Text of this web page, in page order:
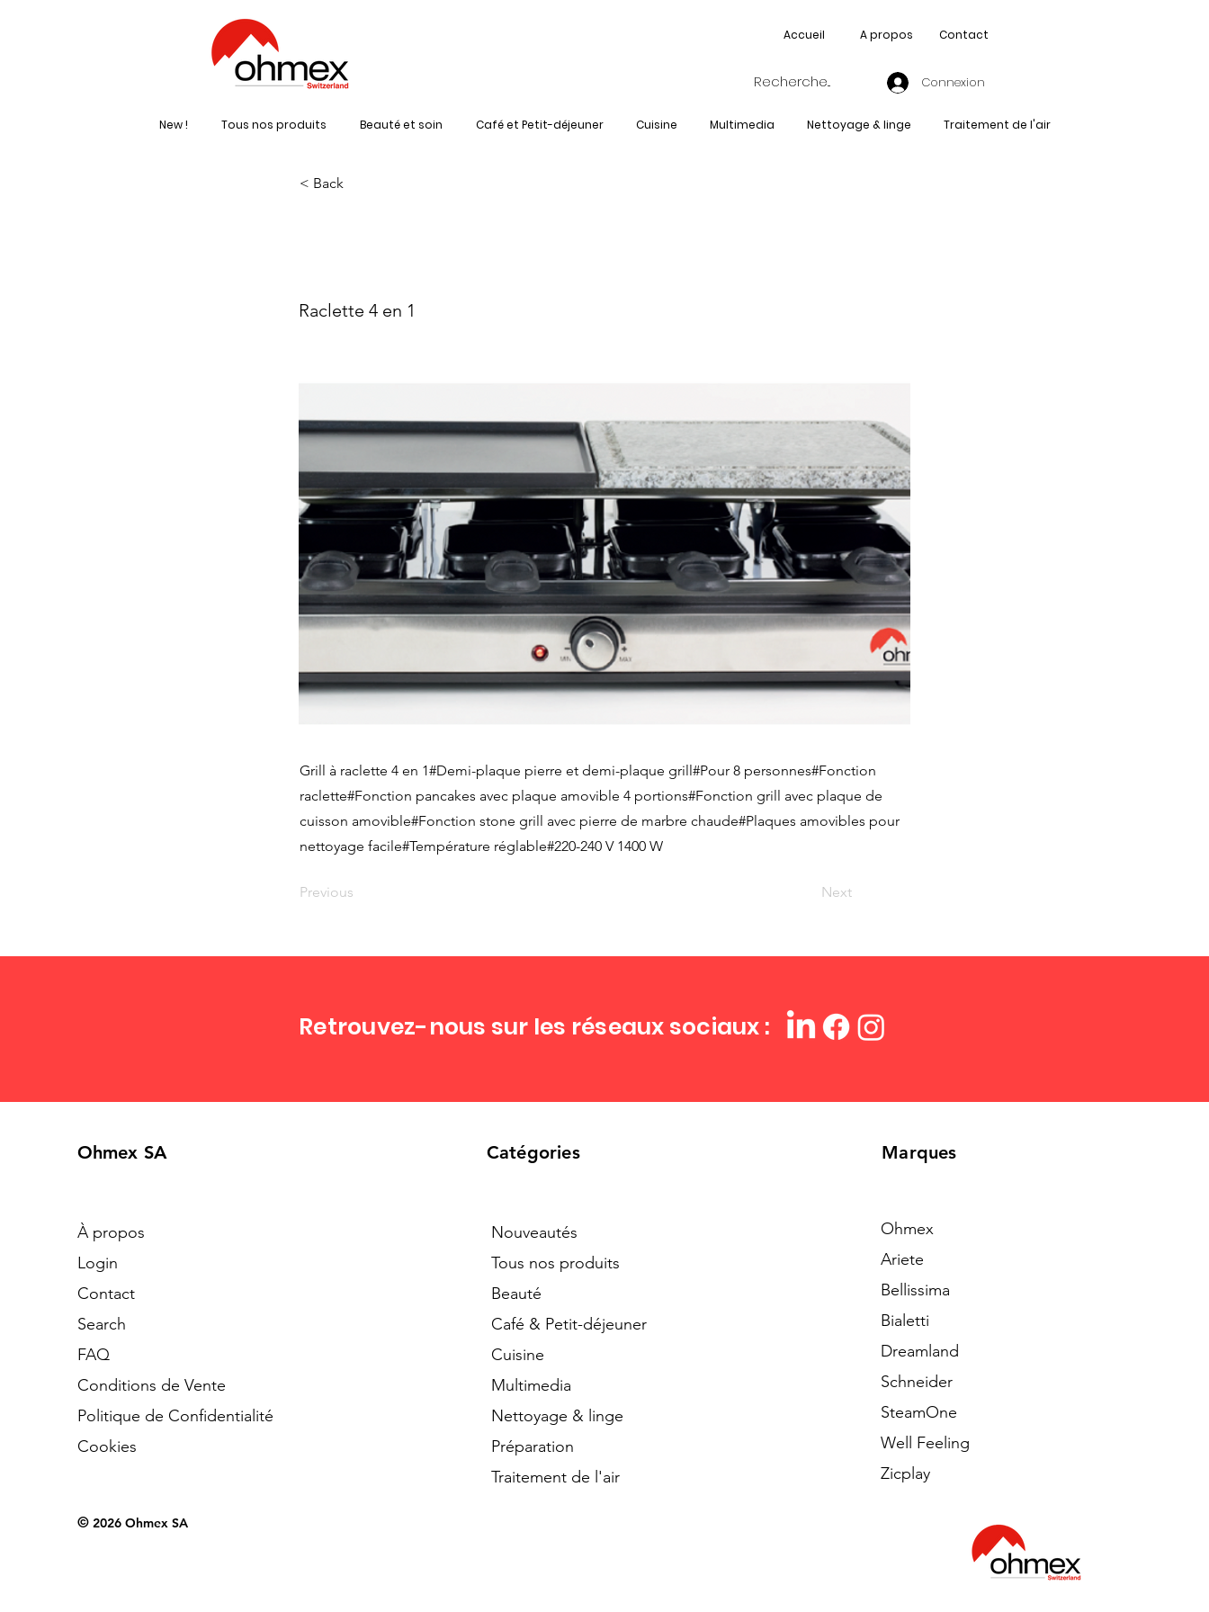
Accueil A propos Contact
Connexion
New ! Tous nos produits Beauté et soin Café et Petit-déjeuner Cuisine Multimedia Nettoyage & linge Traitement de l'air
< Back
Raclette 4 en 1
Grill à raclette 4 en 1#Demi-plaque pierre et demi-plaque grill#Pour 8 personnes#Fonction
raclette#Fonction pancakes avec plaque amovible 4 portions#Fonction grill avec plaque de
cuisson amovible#Fonction stone grill avec pierre de marbre chaude#Plaques amovibles pour
nettoyage facile#Température réglable#220-240 V 1400 W
Previous Next
Retrouvez-nous sur les réseaux sociaux :
Ohmex SA
À propos
Login
Contact
Search
​FAQ
Conditions de Vente
Politique de Confidentialité
Cookies
©2026 Ohmex SA
Catégories
Nouveautés
Tous nos produits
Beauté
Café & Petit-déjeuner
Cuisine
Multimedia
Nettoyage & linge
Préparation
Traitement de l'air
Marques
Ohmex
Ariete
Bellissima
Bialetti
Dreamland
Schneider
SteamOne
Well Feeling
Zicplay